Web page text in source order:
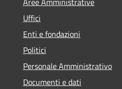
Uffici
Enti e fondazioni
Politici
Personale Amministrativo
Documenti e dati